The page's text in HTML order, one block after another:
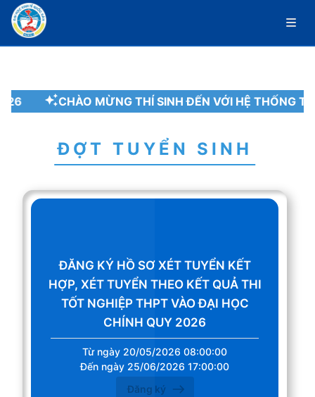
CHÀO MỪNG THÍ SINH ĐẾN VỚI HỆ THỐNG
ĐỢT TUYỂN SINH
ĐĂNG KÝ HỒ SƠ XÉT TUYỂN KẾT
HỢP, XÉT TUYỂN THEO KẾT QUẢ THI
TỐT NGHIỆP THPT VÀO ĐẠI HỌC
CHÍNH QUY 2026
Từ ngày 20/05/2026 08:00:00
Đến ngày 25/06/2026 17:00:00
Đăng ký